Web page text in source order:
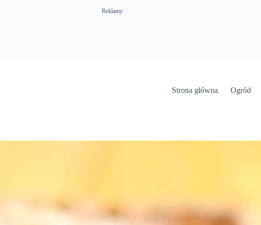
Reklamy
Strona główna Ogród